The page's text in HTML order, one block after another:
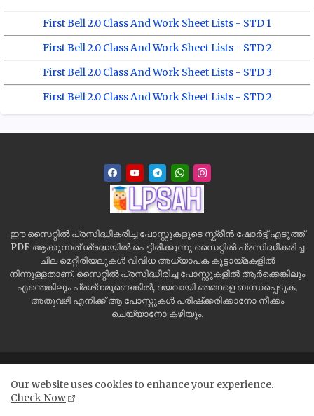
First Bell 2.0 Class And Work Sheet Lists - STD 1
First Bell 2.0 Class And Work Sheet Lists - STD 2
First Bell 2.0 Class And Work Sheet Lists - STD 3
First Bell 2.0 Class And Work Sheet Lists - STD 2
ഈ സൈറ്റിൽ പ്രസിദ്ധീകരിച്ച പോസ്റ്റുകളുടെ സ്ക്രീൻ ഷോർട്ട് എടുത്ത്
PDF ആക്കുന്നത് ശ്രദ്ധയിൽ പെട്ടിരിക്കുന്നു സൈറ്റിൽ പ്രസിദ്ധീകരിച്ച
ചില മെറ്റീരിയലുകൾ വിവിധ അധ്യാപക കൂട്ടായ്മകളിൽ
നിന്നുള്ളതാണ്. സൈറ്റിൽ പ്രസിദ്ധീരിച്ച പോസ്റ്റുകളിൽ ആർക്കെങ്കിലും
എന്തെങ്കിലും പ്രശ്‌നമുണ്ടെങ്കിൽ, ദയവായി ഞങ്ങളെ ബന്ധപ്പെടുക,
അതുവഴി എനിക്ക് ആ പോസ്റ്റുകൾ പരിഷ്‌ക്കരിക്കാനോ നീക്കം
ചെയ്യാനോ കഴിയും.
Disclaimer
Our website uses cookies to enhance your experience.
Check Now